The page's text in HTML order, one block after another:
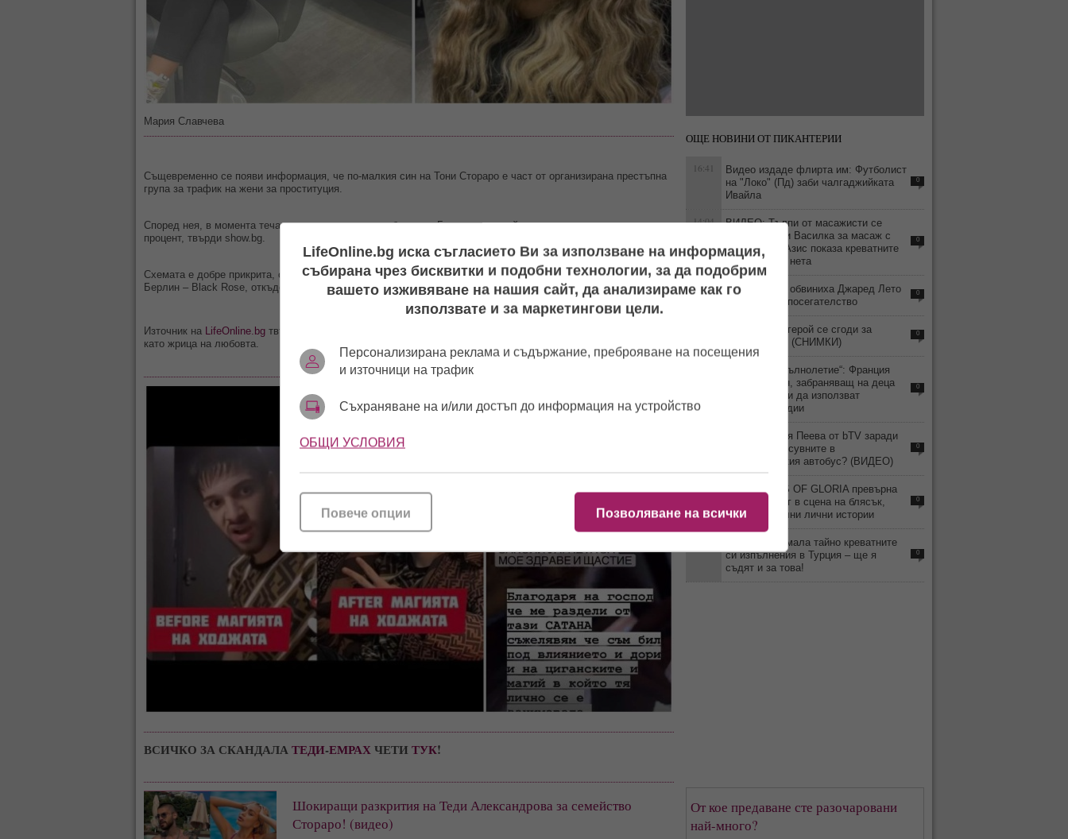
Мария Славчева
Същевременно се появи информация, че по-малкия син на Тони Стораро е част от организирана престъпна
група за трафик на жени за проституция.
Според нея, в момента течало разследване около бардак в Германия, от който младия изпълнител взимал
процент, твърди show.bg.
Схемата е добре прикрита, според изданието. Емрах често е канен на участия във въпросния клуб в
Берлин – Black Rose, откъдето си получава процента, под формата на хонорари.
Източник на LifeOnline.bg твърди, че и въпросната нова любовница на Емрах е работила в публичния дом
като жрица на любовта.
ВСИЧКО ЗА СКАНДАЛА ТЕДИ-ЕМРАХ ЧЕТИ ТУК!
Шокиращи разкрития на Теди Александрова за семейство
Стораро! (видео)
ОЩЕ НОВИНИ ОТ ПИКАНТЕРИИ
16:41
Видео издаде флирта им: Футболист
на "Локо" (Пд) заби чалгаджийката
Ивайла
0
14:04
ВИДЕО: Тълпи от масажисти се
изреждат при Василка за масаж с
„хепи енд“ - Азис показа креватните
си истории в нета
0
16:47
Четири жени обвиниха Джаред Лето
в сексуално посегателство
0
Волейболен герой се сгоди за
гимнастичка! (СНИМКИ)
0
„Дигитално пълнолетие“: Франция
приема закон, забраняващ на деца
под 15 години да използват
социални медии
0
Уволнили Рая Пеева от bTV заради
скандала и псувните в
междуградския автобус? (ВИДЕО)
0
MISS TRANS OF GLORIA превърна
Слънчев бряг в сцена на блясък,
емоции и силни лични истории
0
Веселка снимала тайно креватните
си изпълнения в Турция – ще я
съдят и за това!
0
От кое предаване сте разочаровани
най-много?
LifeOnline.bg иска съгласието Ви за използване на информация,
събирана чрез бисквитки и подобни технологии, за да подобрим
вашето изживяване на нашия сайт, да анализираме как го
използвате и за маркетингови цели.
Персонализирана реклама и съдържание, преброяване на посещения
и източници на трафик
Съхраняване на и/или достъп до информация на устройство
ОБЩИ УСЛОВИЯ
Позволяване на всички
Повече опции